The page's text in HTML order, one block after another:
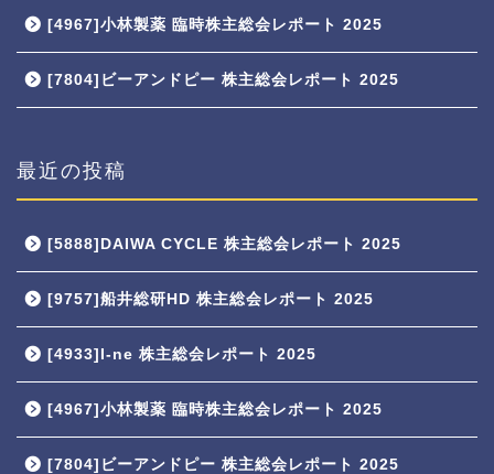
[4967]小林製薬 臨時株主総会レポート 2025
[7804]ビーアンドピー 株主総会レポート 2025
最近の投稿
[5888]DAIWA CYCLE 株主総会レポート 2025
[9757]船井総研HD 株主総会レポート 2025
[4933]I-ne 株主総会レポート 2025
[4967]小林製薬 臨時株主総会レポート 2025
[7804]ビーアンドピー 株主総会レポート 2025